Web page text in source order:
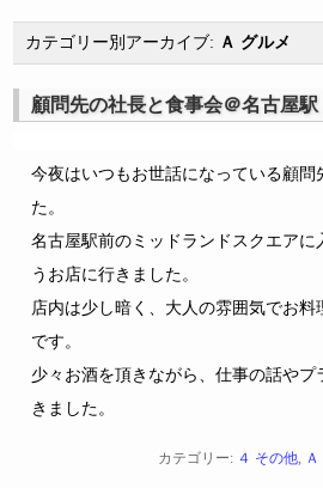
カテゴリー別アーカイブ: Ａ グルメ
顧問先の社長と食事会＠名古屋駅
今夜はいつもお世話になっている顧問
た。
名古屋駅前のミッドランドスクエアに
うお店に行きました。
店内は少し暗く、大人の雰囲気でお料
です。
少々お酒を頂きながら、仕事の話や
きました。
カテゴリー: ４ その他,